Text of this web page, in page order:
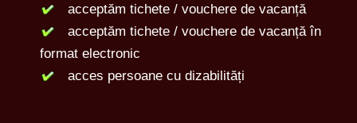
acceptăm tichete / vouchere de vacanță
acceptăm tichete / vouchere de vacanță în
format electronic
acces persoane cu dizabilități